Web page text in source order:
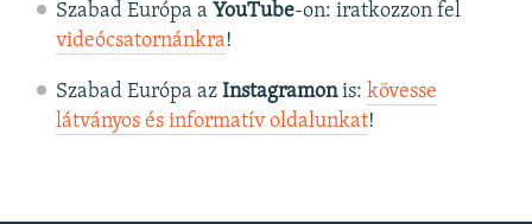
Szabad Európa a YouTube-on: iratkozzon fel
videócsatornánkra!
Szabad Európa az Instagramonis: kövesse
látványos és informatív oldalunkat! ​